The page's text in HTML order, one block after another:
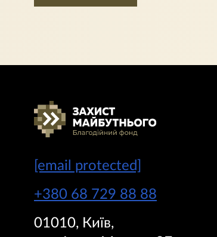
[email protected]
+380 68 729 88 88
01010, Київ,